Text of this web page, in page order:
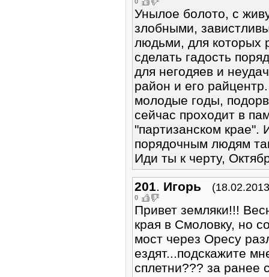
Унылое болото, с
злобными,
людьми, для которых
сделать гадость
для негодяев и
район и его
молодые годы,
сейчас проходит в
"партизанском крае".
порядочным людям
Иди ты к черту,
201. Игорь
0
Привет земляки!!!
края в Смоловку, но
мост через Оресу
ездят...подскажите
сплетни??? за ранее